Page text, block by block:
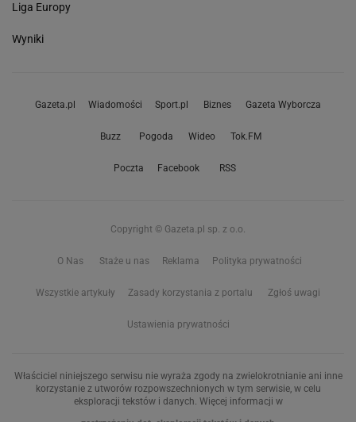
Liga Europy
Wyniki
Gazeta.pl Wiadomości Sport.pl Biznes Gazeta Wyborcza
Buzz Pogoda Wideo Tok.FM
Poczta Facebook RSS
Copyright © Gazeta.pl sp. z o.o.
O Nas Staże u nas Reklama Polityka prywatności
Wszystkie artykuły Zasady korzystania z portalu Zgłoś uwagi
Ustawienia prywatności
Właściciel niniejszego serwisu nie wyraża zgody na zwielokrotnianie ani inne
korzystanie z utworów rozpowszechnionych w tym serwisie, w celu
eksploracji tekstów i danych. Więcej informacji w